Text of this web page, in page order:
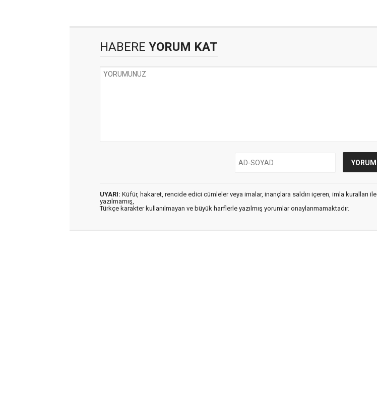
HABERE YORUM KAT
UYARI: Küfür, hakaret, rencide edici cümleler veya imalar, inançlara saldırı içeren, imla kuralları ile
yazılmamış,
Türkçe karakter kullanılmayan ve büyük harflerle yazılmış yorumlar onaylanmamaktadır.